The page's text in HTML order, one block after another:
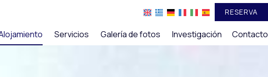
RESERVA
Servicios Galería de fotos Investigación Contacto